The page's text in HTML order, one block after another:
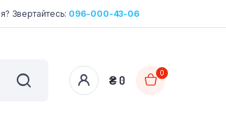
Звертайтесь: 096-000-43-06
₴ 0
0